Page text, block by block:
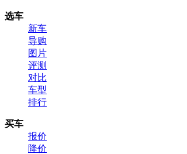
选车
新车
导购
图片
评测
对比
车型
排行
买车
报价
降价